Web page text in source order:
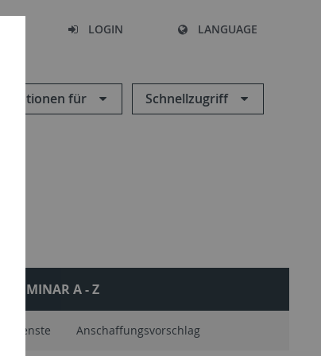
LOGIN LANGUAGE
für Schnellzugriff
SEMINAR A - Z
Anschaffungsvorschlag